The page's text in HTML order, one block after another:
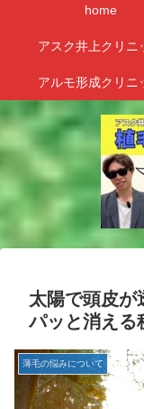
home
アスク井上クリニ
アルモ形成クリニ
太陽で頭皮が
パッと消える
薄毛の悩みについて